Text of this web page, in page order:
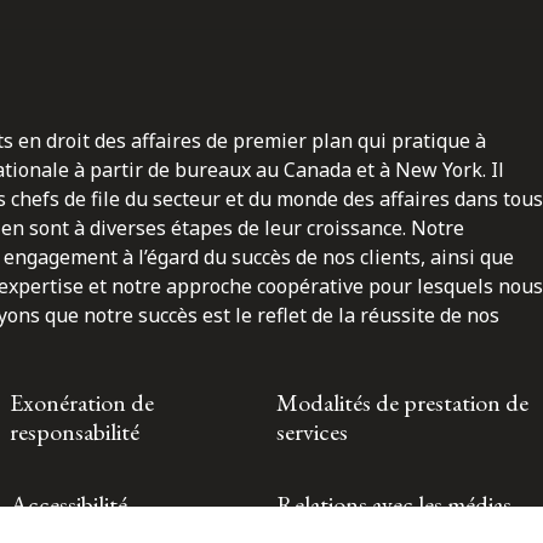
en droit des affaires de premier plan qui pratique à
à partir de bureaux au Canada et à New York. Il
de file du secteur et du monde des affaires dans tous
en sont à diverses étapes de leur croissance. Notre
à l’égard du succès de nos clients, ainsi que
et notre approche coopérative pour lesquels nous
que notre succès est le reflet de la réussite de nos
Exonération de
responsabilité
Modalités de prestation de
services
Accessibilité Relations avec les médias